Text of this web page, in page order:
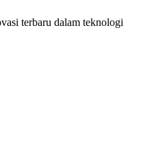
terbaru dalam teknologi